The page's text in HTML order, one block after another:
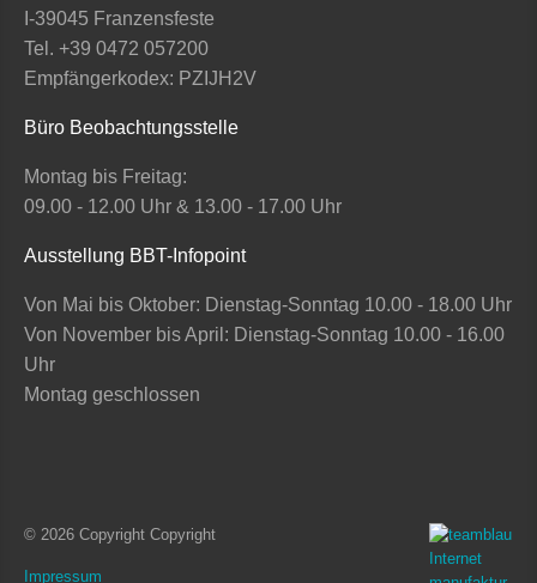
I-39045 Franzensfeste
Tel. +39 0472 057200
Empfängerkodex: PZIJH2V
Büro Beobachtungsstelle
Montag bis Freitag:
09.00 - 12.00 Uhr & 13.00 - 17.00 Uhr
Ausstellung BBT-Infopoint
Von Mai bis Oktober: Dienstag-Sonntag 10.00 - 18.00 Uhr
Von November bis April: Dienstag-Sonntag 10.00 - 16.00
Uhr
Montag geschlossen
© 2026 Copyright Copyright
Impressum